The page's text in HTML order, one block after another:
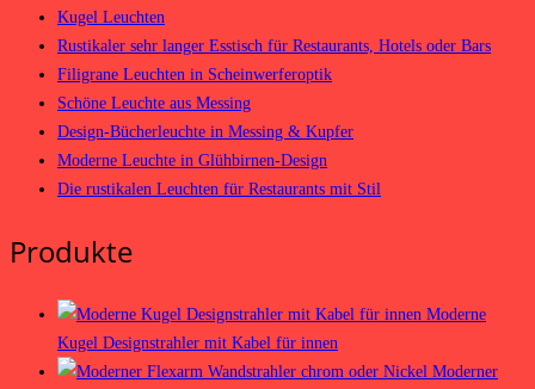
Kugel Leuchten
Rustikaler sehr langer Esstisch für Restaurants, Hotels oder Bars
Filigrane Leuchten in Scheinwerferoptik
Schöne Leuchte aus Messing
Design-Bücherleuchte in Messing & Kupfer
Moderne Leuchte in Glühbirnen-Design
Die rustikalen Leuchten für Restaurants mit Stil
Produkte
Moderne
Kugel Designstrahler mit Kabel für innen
Moderner